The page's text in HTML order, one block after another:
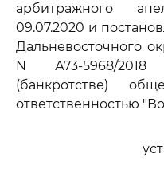
арбитражного
09.07.2020 и
Дальневосточного
N А73-5968/2018
(банкротстве)
ответственностью